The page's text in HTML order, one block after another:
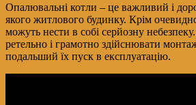
Опалювальні котли – це важливий і
якого житлового будинку. Крім
можуть нести в собі серйозну
ретельно і грамотно здійснювати
подальший їх пуск в експлуатацію.